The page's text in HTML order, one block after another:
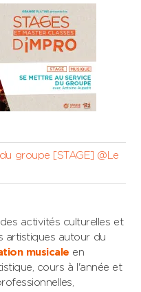
groupe [STAGE] @Le
activités culturelles et
artistiques autour du
musicale en
cours à l'année et